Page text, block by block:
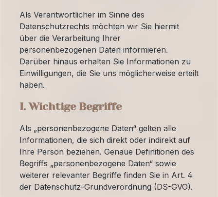
Als Verantwortlicher im Sinne des
Datenschutzrechts möchten wir Sie hiermit
über die Verarbeitung Ihrer
personenbezogenen Daten informieren.
Darüber hinaus erhalten Sie Informationen zu
Einwilligungen, die Sie uns möglicherweise erteilt
haben.
I. Wichtige Begriffe
Als „personenbezogene Daten“ gelten alle
Informationen, die sich direkt oder indirekt auf
Ihre Person beziehen. Genaue Definitionen des
Begriffs „personenbezogene Daten“ sowie
weiterer relevanter Begriffe finden Sie in Art. 4
der Datenschutz-Grundverordnung (DS-GVO).